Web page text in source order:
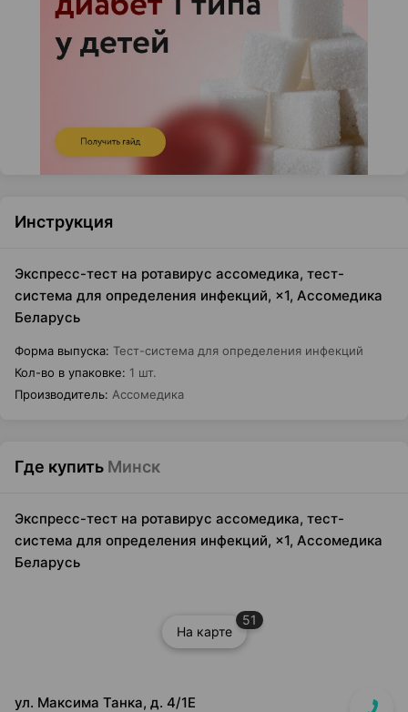
Инструкция
Экспресс-тест на ротавирус ассомедика, тест-
система для определения инфекций, ×1, Ассомедика
Беларусь
Форма выпуска: Тест-система для определения инфекций
Кол-во в упаковке: 1 шт.
Производитель: Ассомедика
Где купить Минск
Экспресс-тест на ротавирус ассомедика, тест-
система для определения инфекций, ×1, Ассомедика
Беларусь
На карте
51
ул. Максима Танка, д. 4/1Е